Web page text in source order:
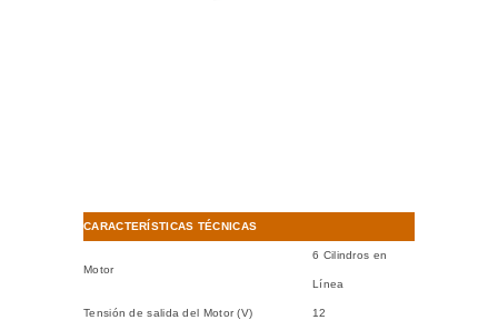
CARACTERÍSTICAS TÉCNICAS
Motor
6 Cilindros en
Línea
Tensión de salida del Motor (V) 12